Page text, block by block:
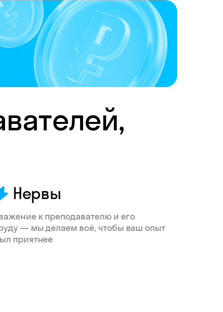
Нервы
к преподавателю и его
— мы делаем всё, чтобы ваш опыт
приятнее